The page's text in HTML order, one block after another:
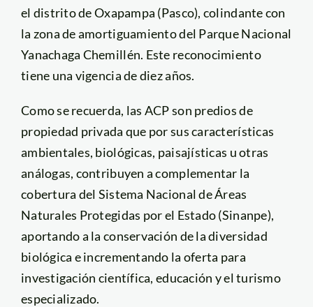
el distrito de Oxapampa (Pasco), colindante con
la zona de amortiguamiento del Parque Nacional
Yanachaga Chemillén. Este reconocimiento
tiene una vigencia de diez años.
Como se recuerda, las ACP son predios de
propiedad privada que por sus características
ambientales, biológicas, paisajísticas u otras
análogas, contribuyen a complementar la
cobertura del Sistema Nacional de Áreas
Naturales Protegidas por el Estado (Sinanpe),
aportando a la conservación de la diversidad
biológica e incrementando la oferta para
investigación científica, educación y el turismo
especializado.